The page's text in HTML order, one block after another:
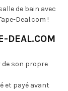
de bain avec
Deal.com !
DEAL.COM
de son propre
et payé avant